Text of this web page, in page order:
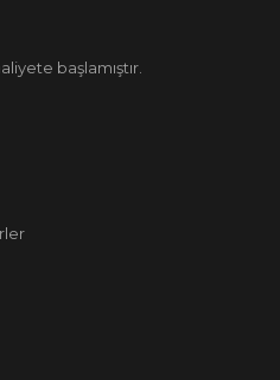
başlamıştır.